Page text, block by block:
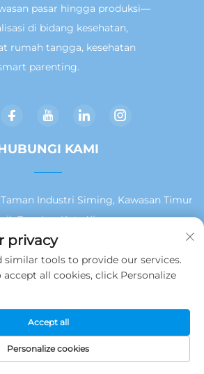
pasar hingga produksi—
di bidang kesehatan,
rumah tangga, kesehatan
parenting.
KAMI
Taman Industri Siming, Kawasan Timur
Tong'an, Kota Xiamen
+86 13215929911
[email protected]
(Xiamen) Technology Co., Ltd.
privacy
similar tools to provide our services.
all cookies, click Personalize
Personalize cookies
Accept all